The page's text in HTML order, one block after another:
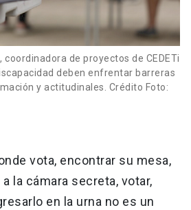
coordinadora de proyectos de CEDETi
deben enfrentar barreras
y actitudinales. Crédito Foto:
vota, encontrar su mesa,
la cámara secreta, votar,
en la urna no es un